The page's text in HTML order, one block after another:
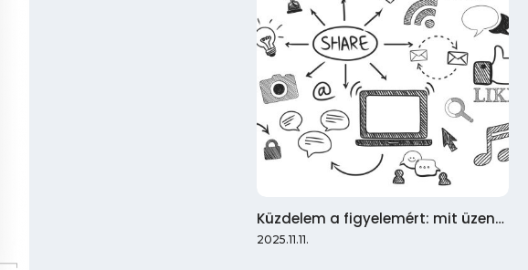
Küzdelem a figyelemért: mit üzen…
2025.11.11.